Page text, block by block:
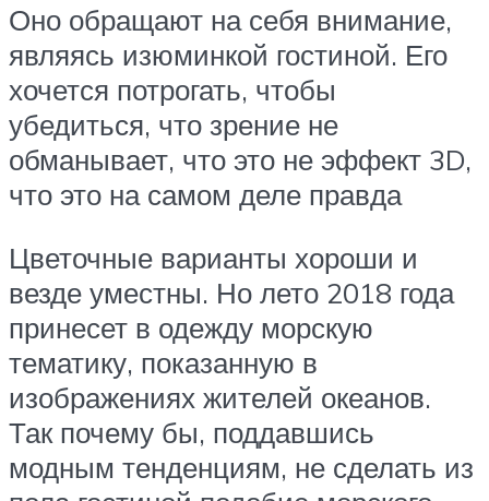
Оно обращают на себя внимание,
являясь изюминкой гостиной. Его
хочется потрогать, чтобы
убедиться, что зрение не
обманывает, что это не эффект 3D,
что это на самом деле правда
Цветочные варианты хороши и
везде уместны. Но лето 2018 года
принесет в одежду морскую
тематику, показанную в
изображениях жителей океанов.
Так почему бы, поддавшись
модным тенденциям, не сделать из